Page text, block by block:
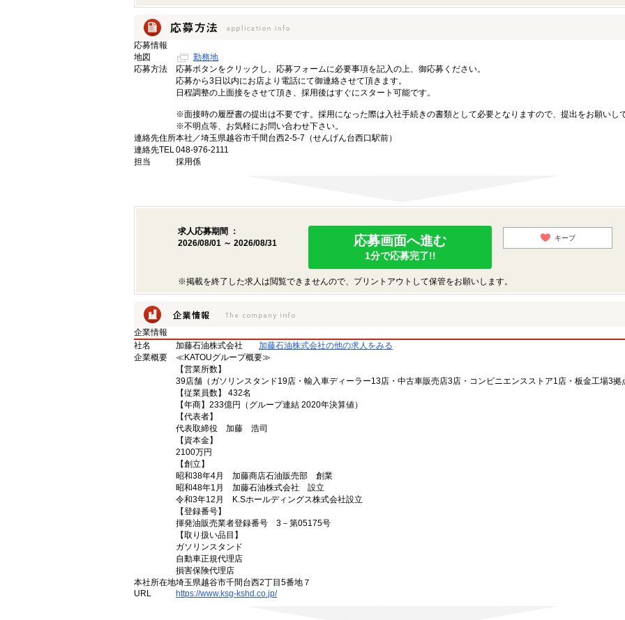
応募情報
地図
勤務地
応募方法
応募ボタンをクリックし、応募フォームに必要事項を記入の上、御応募ください。
応募から3日以内にお店より電話にて御連絡させて頂きます。
日程調整の上面接をさせて頂き、採用後はすぐにスタート可能です。
※面接時の履歴書の提出は不要です。採用になった際は入社手続きの書類として必要となりますので、提出をお願いし
※不明点等、お気軽にお問い合わせ下さい。
連絡先住所本社／埼玉県越谷市千間台西2-5-7（せんげん台西口駅前）
連絡先TEL048-976-2111
担当
採用係
求人応募期間 ：
2026/08/01 ～ 2026/08/31
応募画面へ進む
1分で応募完了!!
キープ
※掲載を終了した求人は閲覧できませんので、プリントアウトして保管をお願いします。
企業情報
社名
加藤石油株式会社
加藤石油株式会社の他の求人をみる
企業概要
≪KATOUグループ概要≫
【営業所数】
39店舗（ガソリンスタンド19店・輸入車ディーラー13店・中古車販売店3店・コンビニエンスストア1店・板金工場3拠
【従業員数】 432名
【年商】233億円（グループ連結 2020年決算値）
【代表者】
代表取締役 加藤 浩司
【資本金】
2100万円
【創立】
昭和38年4月 加藤商店石油販売部 創業
昭和48年1月 加藤石油株式会社 設立
令和3年12月 K.Sホールディングス株式会社設立
【登録番号】
揮発油販売業者登録番号 3－第05175号
【取り扱い品目】
ガソリンスタンド
自動車正規代理店
損害保険代理店
本社所在地埼玉県越谷市千間台西2丁目5番地７
URL
https://www.ksg-kshd.co.jp/